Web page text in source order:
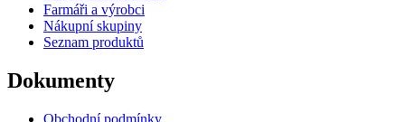
Farmáři a výrobci
Nákupní skupiny
Seznam produktů
Dokumenty
Obchodní podmínky